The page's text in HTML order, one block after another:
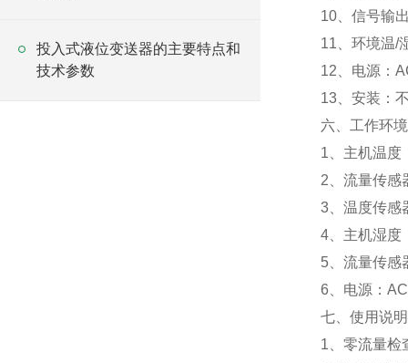
投入式液位变送器的主要特点和
技术参数
10、信号输
11、环境温/
12、电源：
13、安装：
六、工作环
1、主机温
2、流量传
3、温度传感
4、主机湿度
5、流量传感
6、电源：
七、使用说
1、零流量检